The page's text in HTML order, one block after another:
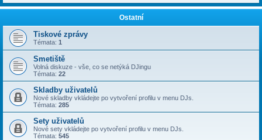
Ostatní
Tiskové zprávy
Témata: 1
Smetiště
Volná diskuze - vše, co se netýká DJingu
Témata: 22
Skladby uživatelů
Nové skladby vkládejte po vytvoření profilu v menu DJs.
Témata: 285
Sety uživatelů
Nové sety vkládejte po vytvoření profilu v menu DJs.
Témata: 545